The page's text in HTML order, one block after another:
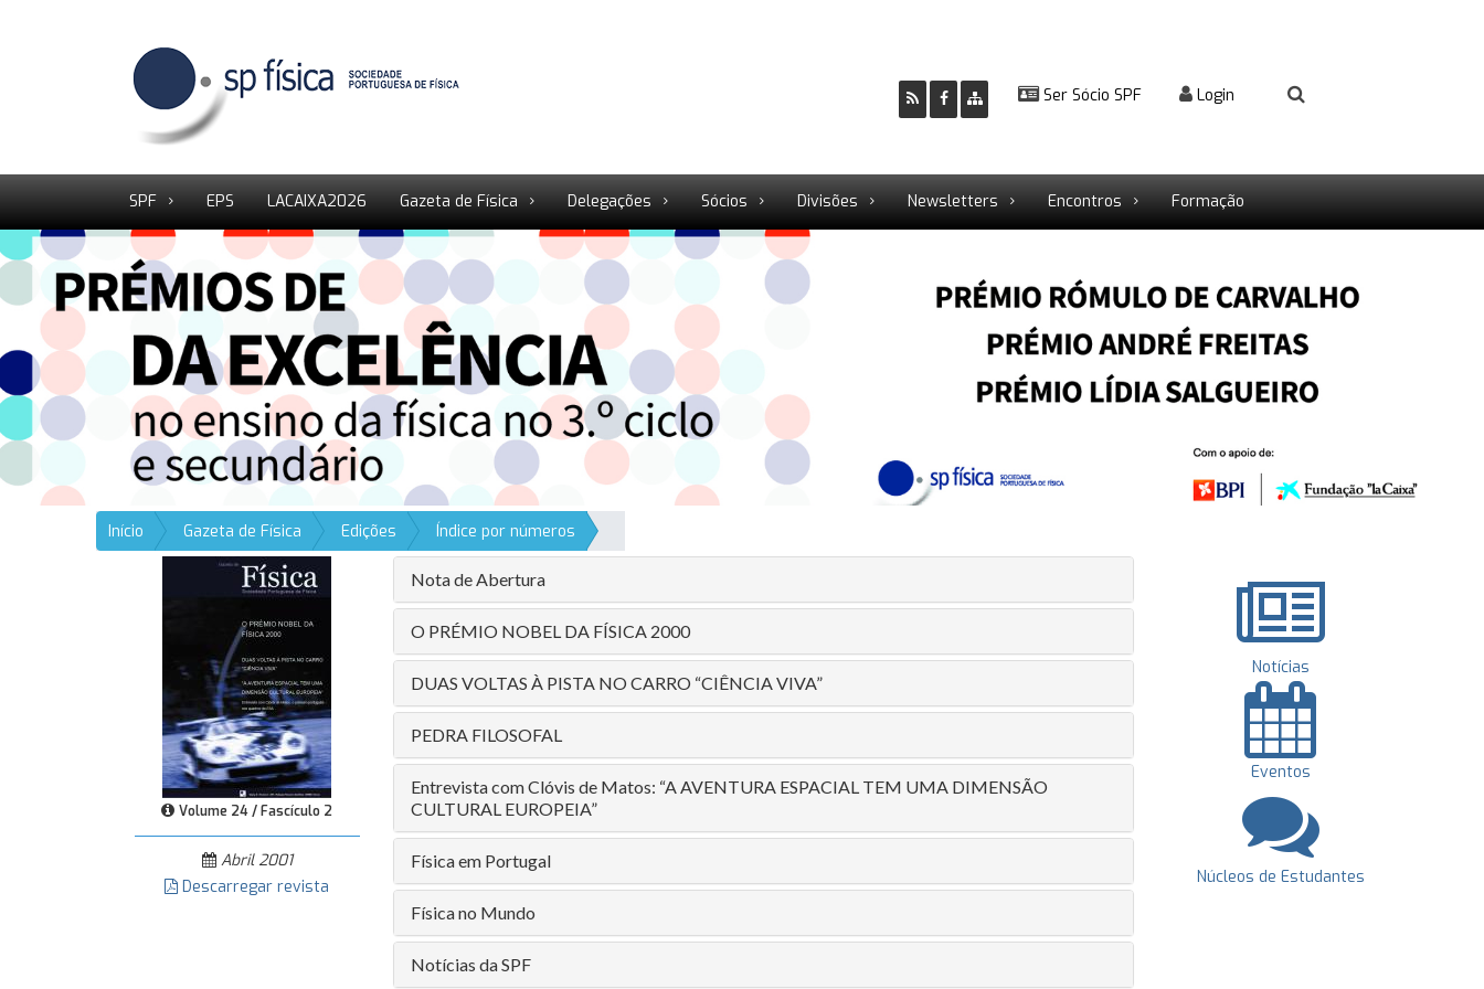
Ser Sócio SPF Login
SPF EPS LACAIXA2026 Gazeta de Física Delegações Sócios Divisões Newsletters Encontros Formação
Início Gazeta de Física Edições Índice por números
Volume 24 / Fascículo 2
Abril 2001
Descarregar revista
Nota de Abertura
O PRÉMIO NOBEL DA FÍSICA 2000
DUAS VOLTAS À PISTA NO CARRO “CIÊNCIA VIVA”
PEDRA FILOSOFAL
Entrevista com Clóvis de Matos: “A AVENTURA ESPACIAL TEM UMA DIMENSÃO
CULTURAL EUROPEIA”
Física em Portugal
Física no Mundo
Notícias da SPF
Notícias
Eventos
Núcleos de Estudantes